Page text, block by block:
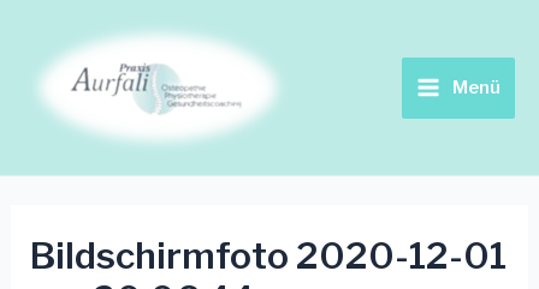
springen
Menu
Menü
Bildschirmfoto 2020-12-01
Navigation